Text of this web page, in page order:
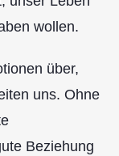
wollen.
über,
uns. Ohne
Beziehung